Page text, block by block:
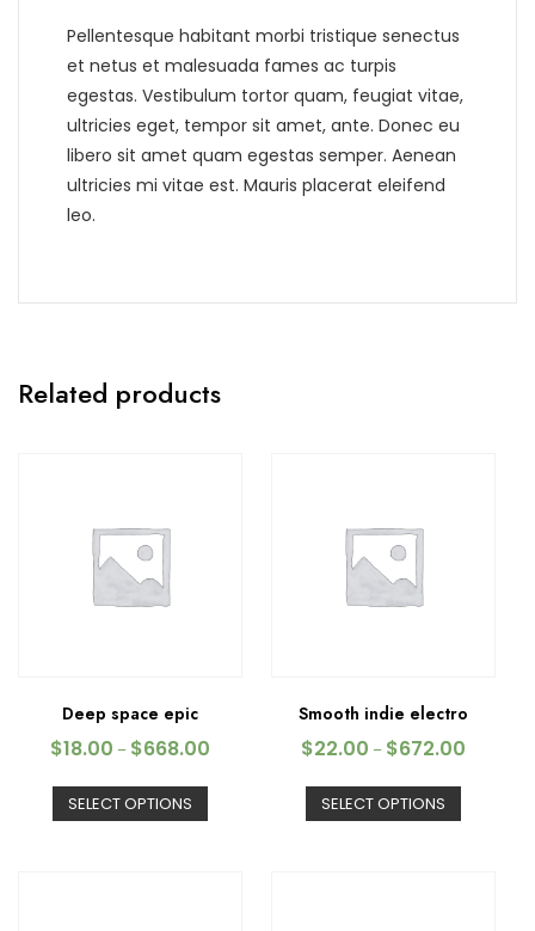
Pellentesque habitant morbi tristique senectus
et netus et malesuada fames ac turpis
egestas. Vestibulum tortor quam, feugiat vitae,
ultricies eget, tempor sit amet, ante. Donec eu
libero sit amet quam egestas semper. Aenean
ultricies mi vitae est. Mauris placerat eleifend
leo.
Related products
Deep space epic
$18.00 – $668.00
SELECT OPTIONS
Smooth indie electro
$22.00 – $672.00
SELECT OPTIONS